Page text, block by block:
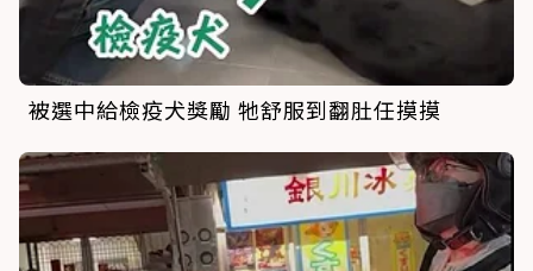
被選中給檢疫犬獎勵 牠舒服到翻肚任摸摸